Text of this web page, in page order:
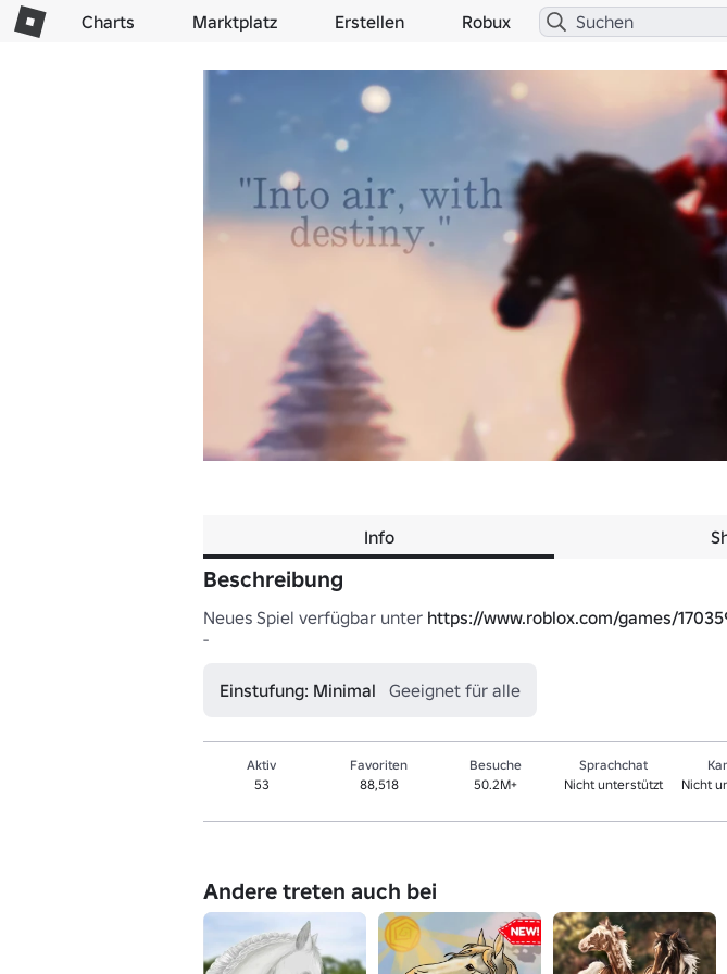
Charts Marktplatz Erstellen Robux
Info
Beschreibung
Neues Spiel verfügbar unter https://www.roblox.com/games/
-
Einstufung: Minimal Geeignet für alle
Aktiv
53
Favoriten
88,518
Besuche
50.2M+
Sprachchat
Nicht unterstützt
Nicht
Andere treten auch bei